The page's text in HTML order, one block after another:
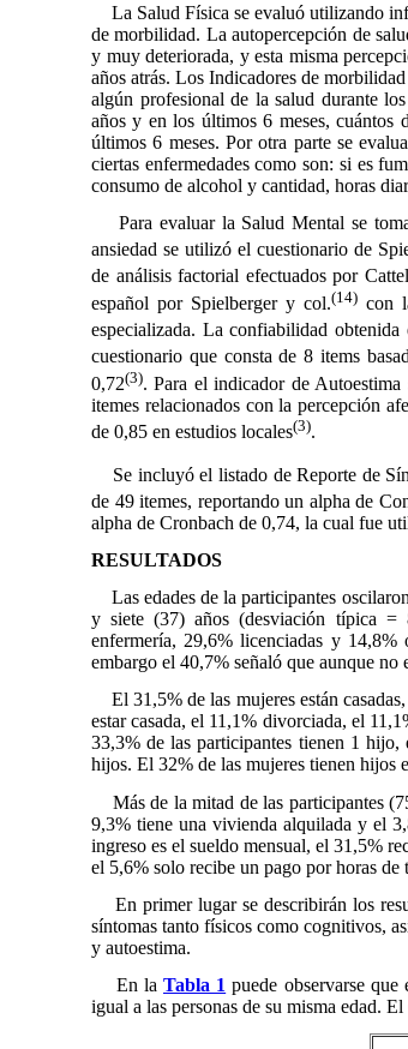
La Salud Física se evaluó utilizando
de morbilidad. La autopercepción de
y muy deteriorada, y esta misma
años atrás. Los Indicadores de
algún profesional de la salud durante
años y en los últimos 6 meses, cuántos
últimos 6 meses. Por otra parte se
ciertas enfermedades como son: si es
consumo de alcohol y cantidad, horas
Para evaluar la Salud Mental se
ansiedad se utilizó el cuestionario de
de análisis factorial efectuados por
español por Spielberger y col.(14) con
especializada. La confiabilidad obtenida
cuestionario que consta de 8 items
0,72(3). Para el indicador de
itemes relacionados con la percepción
de 0,85 en estudios locales(3).
Se incluyó el listado de Reporte de
de 49 itemes, reportando un alpha de
alpha de Cronbach de 0,74, la cual fue
RESULTADOS
Las edades de la participantes
y siete (37) años (desviación típica =
enfermería, 29,6% licenciadas y 14,8%
embargo el 40,7% señaló que aunque no
El 31,5% de las mujeres están
estar casada, el 11,1% divorciada, el
33,3% de las participantes tienen 1
hijos. El 32% de las mujeres tienen hijos
Más de la mitad de las participantes
9,3% tiene una vivienda alquilada y el
ingreso es el sueldo mensual, el 31,5%
el 5,6% solo recibe un pago por horas de
En primer lugar se describirán los
síntomas tanto físicos como cognitivos,
y autoestima.
En la Tabla 1 puede observarse
igual a las personas de su misma edad.